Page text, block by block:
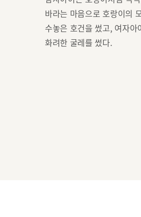
바라는 마음으로 호랑이의
수놓은 호건을 썼고, 여자아
화려한 굴레를 썼다.